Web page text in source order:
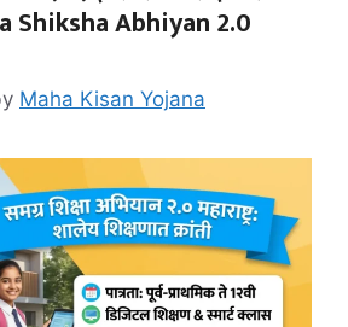
Shiksha Abhiyan 2.0
Maha Kisan Yojana